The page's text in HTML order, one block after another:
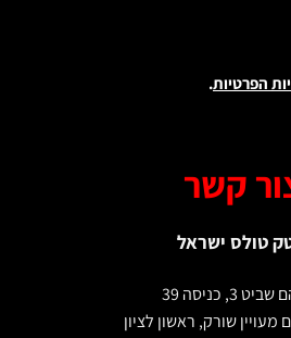
.
קשר
ישראל
39
שורק, ראשון לציון